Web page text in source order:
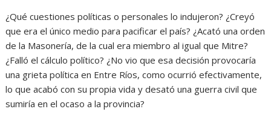
¿Qué cuestiones políticas o personales lo indujeron? ¿Creyó
que era el único medio para pacificar el país? ¿Acató una orden
de la Masonería, de la cual era miembro al igual que Mitre?
¿Falló el cálculo político? ¿No vio que esa decisión provocaría
una grieta política en Entre Ríos, como ocurrió efectivamente,
lo que acabó con su propia vida y desató una guerra civil que
sumiría en el ocaso a la provincia?